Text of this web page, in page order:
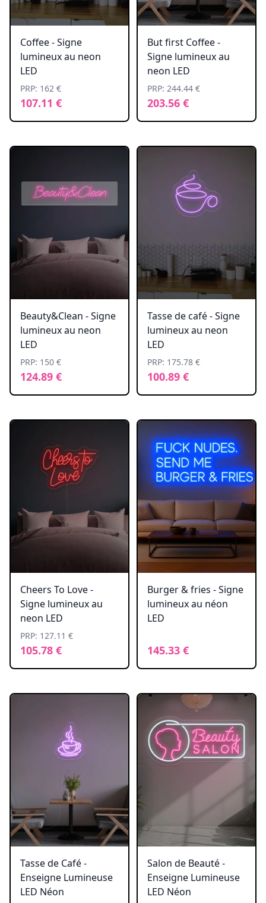
Coffee - Signe
lumineux au neon
LED
PRP: 162 €
107.11 €
But first Coffee -
Signe lumineux au
neon LED
PRP: 244.44 €
203.56 €
Beauty&Clean - Signe
lumineux au neon
LED
PRP: 150 €
124.89 €
Tasse de café - Signe
lumineux au neon
LED
PRP: 175.78 €
100.89 €
Cheers To Love -
Signe lumineux au
neon LED
PRP: 127.11 €
105.78 €
Burger & fries - Signe
lumineux au néon
LED
145.33 €
Tasse de Café -
Enseigne Lumineuse
LED Néon
Salon de Beauté -
Enseigne Lumineuse
LED Néon